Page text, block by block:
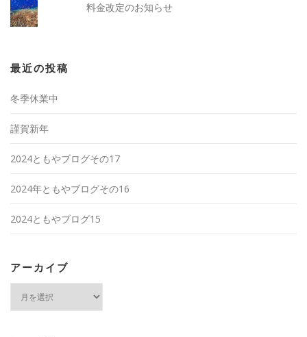
料金改定のお知らせ
最近の投稿
冬季休業中
謹賀新年
2024ともやブログその17
2024年ともやブログその16
2024ともやブログ15
アーカイブ